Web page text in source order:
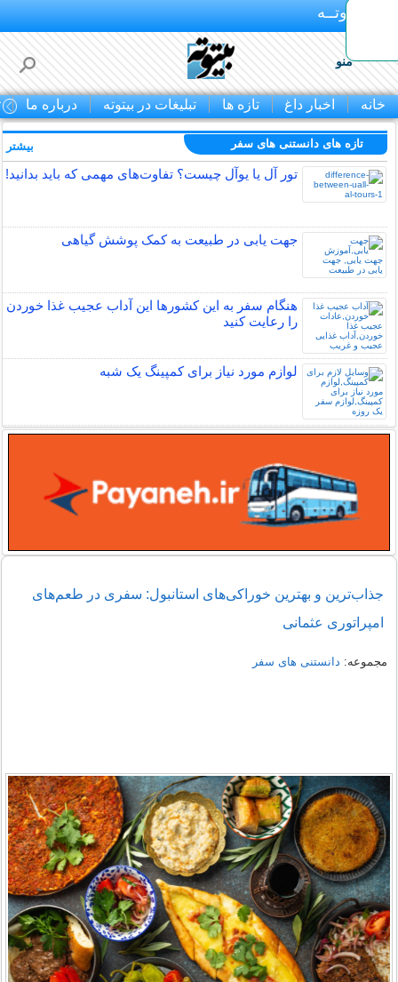
بـیتوتــه
منو
خانه اخبار داغ تازه ها تبلیغات در بیتوته درباره ما
تازه های دانستنی های سفر
تور آل یا یوآل چیست؟ تفاوت‌های مهمی که باید بدانید!
جهت یابی در طبیعت به کمک پوشش گیاهی
هنگام سفر به این کشورها این آداب عجیب غذا خوردن
را رعایت کنید
لوازم مورد نیاز برای کمپینگ یک شبه
بیشتر
جذاب‌ترین و بهترین خوراکی‌های استانبول: سفری در طعم‌های
امپراتوری عثمانی
مجموعه: دانستنی های سفر